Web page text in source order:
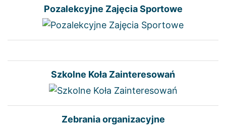
Pozalekcyjne Zajęcia Sportowe
Szkolne Koła Zainteresowań
Zebrania organizacyjne